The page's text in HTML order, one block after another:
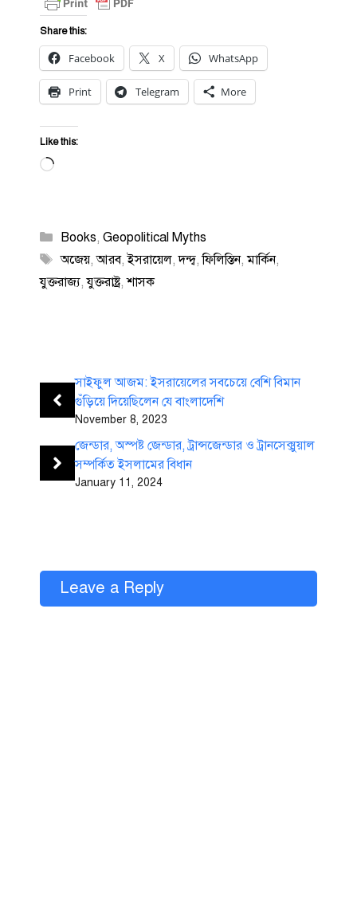
Share this:
Facebook X WhatsApp
Print Telegram More
Like this:
Loading…
Categories
Books, Geopolitical Myths
Tags
অজেয়,আরব,ইসরায়েল,দন্দ্ব,ফিলিস্তিন,মার্কিন,
যুক্তরাজ্য,যুক্তরাষ্ট্র,শাসক
সাইফুল আজম: ইসরায়েলের সবচেয়ে বেশি বিমান
গুঁড়িয়ে দিয়েছিলেন যে বাংলাদেশি
November 8, 2023
জেন্ডার, অস্পষ্ট জেন্ডার, ট্রান্সজেন্ডার ও ট্রানসেক্সুয়াল
সম্পর্কিত ইসলামের বিধান
January 11, 2024
Leave a Reply